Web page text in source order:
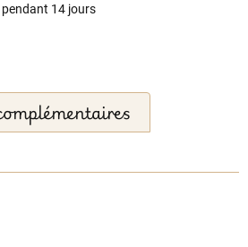
pendant 14 jours